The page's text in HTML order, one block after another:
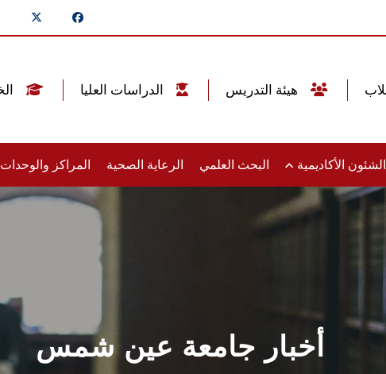
الشئون الأكاديمية البحث العلمي الرعاية الصحية المراكز والوحدات
أخبار جامعة عين شمس